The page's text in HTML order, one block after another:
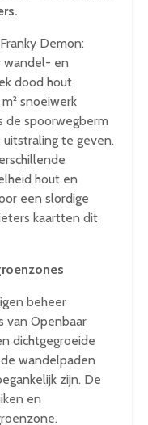
Demon:
wandel- en
dood hout
snoeiwerk
de spoorwegberm
te geven.
hout en
een slordige
kaartten dit
beheer
van Openbaar
dichtgegroeide
wandelpaden
zijn. De
en